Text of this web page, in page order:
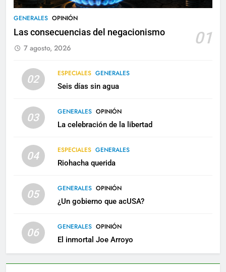
GENERALES OPINIÓN
Las consecuencias del negacionismo 01
7 agosto, 2026
02 ESPECIALES GENERALES
Seis días sin agua
03 GENERALES OPINIÓN
La celebración de la libertad
04 ESPECIALES GENERALES
Riohacha querida
05 GENERALES OPINIÓN
¿Un gobierno que acUSA?
06 GENERALES OPINIÓN
El inmortal Joe Arroyo